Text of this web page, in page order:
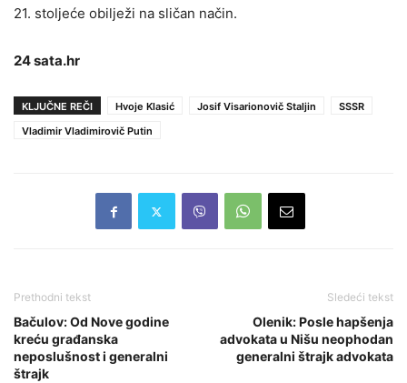
21. stoljeće obilježi na sličan način.
24 sata.hr
KLJUČNE REČI Hvoje Klasić Josif Visarionovič Staljin
SSSR
Vladimir Vladimirovič Putin
Prethodni tekst
Bačulov: Od Nove godine
kreću građanska
neposlušnost i generalni
štrajk
Sledeći tekst
Olenik: Posle hapšenja
advokata u Nišu neophodan
generalni štrajk advokata